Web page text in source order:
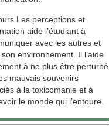
Les perceptions et
aide l’étudiant à
avec les autres et
environnement. Il l’aide
à ne plus être perturbé
mauvais souvenirs
à la toxicomanie et à
le monde qui l’entoure.